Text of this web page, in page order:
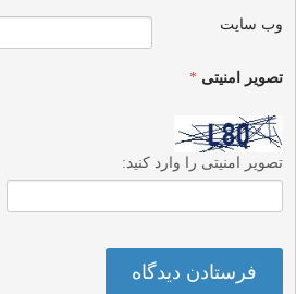
وب‌ سایت
تصویر امنیتی*
تصویر امنیتی را وارد کنید: